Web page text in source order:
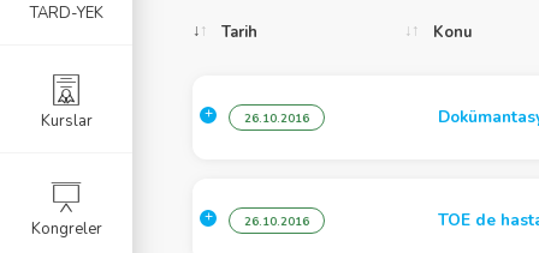
Tarih Konu
26.10.2016
26.10.2016 TOE de
TARD-YEK
Kurslar
Kongreler